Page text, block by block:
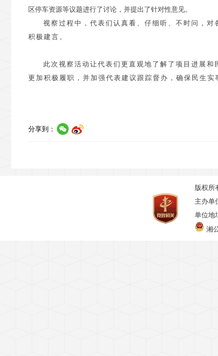
区停车资源等议题进行了讨论，并提出了针对性意见。
视察过程中，代表们认真看、仔细听、不时问，
积极建言。
此次视察活动让代表们更直观地了解了项目进展
更加积极履职，并加强代表建议跟踪督办，确保民生
分享到：
版权所
主办单
单位地
湘